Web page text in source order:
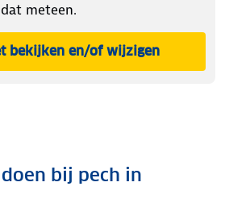
meteen.
bekijken en/of wijzigen
in Mijn ANWB
bij pech in